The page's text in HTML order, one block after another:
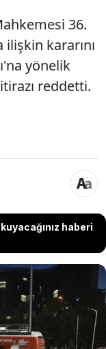
36.
kararını
yönelik
reddetti.
haberi
Mahkemesi 36.
itiraza ilişkin